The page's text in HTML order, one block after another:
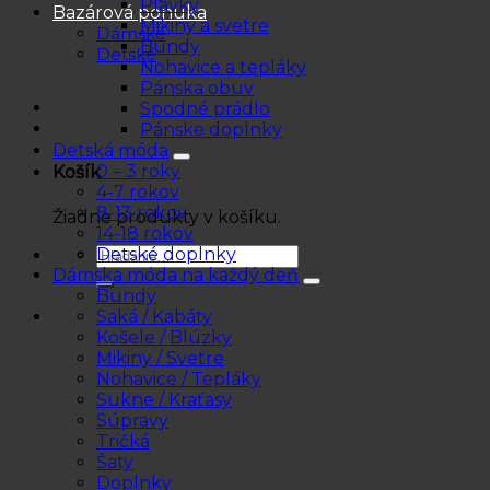
Bazárová ponuka
Dámske
Detské
Košík
Žiadne produkty v košíku.
Hľadať:
Plavky
Mikiny a svetre
Bundy
Nohavice a tepláky
Pánska obuv
Spodné prádlo
Pánske doplnky
Detská móda
0 – 3 roky
4-7 rokov
8-13 rokov
14-18 rokov
Detské doplnky
Dámska móda na každý deň
Bundy
Saká / Kabáty
Košele / Blúzky
Mikiny / Svetre
Nohavice / Tepláky
Sukne / Kraťasy
Súpravy
Tričká
Šaty
Doplnky